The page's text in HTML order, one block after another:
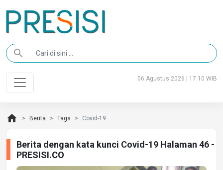
search
06 Agustus 2026 | 17:10 WIB
home Berita Tags Covid-19
Berita dengan kata kunci Covid-19 Halaman 46 -
PRESISI.CO